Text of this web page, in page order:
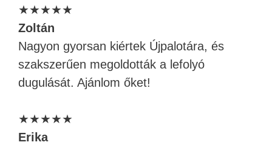
★★★★★
Zoltán
Nagyon gyorsan kiértek Újpalotára, és
szakszerűen megoldották a lefolyó
dugulását. Ajánlom őket!
★★★★★
Erika